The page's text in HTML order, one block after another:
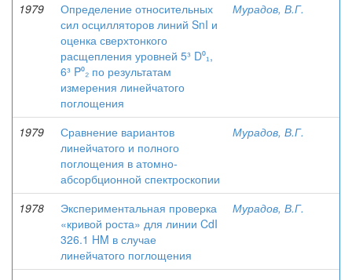
1979
Определение относительных
сил осцилляторов линий SnI и
оценка сверхтонкого
расщепления уровней 5³ D⁰₁,
6³ P⁰₂ по результатам
измерения линейчатого
поглощения
Мурадов, В.Г.
1979
Сравнение вариантов
линейчатого и полного
поглощения в атомно-
абсорбционной спектроскопии
Мурадов, В.Г.
1978
Экспериментальная проверка
«кривой роста» для линии CdI
326.1 HM в случае
линейчатого поглощения
Мурадов, В.Г.